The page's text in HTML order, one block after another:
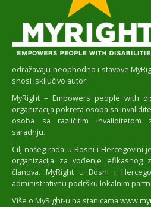
odražavaju neophodno i stavove
snosi isključivo autor.
MyRight – Empowers people with
organizacija pokreta osoba sa
osoba sa različitim invaliditetom
saradnju.
Cilj našeg rada u Bosni i Hercegovini
organizacija za vođenje efikasnog
članova. MyRight u Bosni i
administrativnu podršku lokalnim
Više o MyRight-u na stanicama